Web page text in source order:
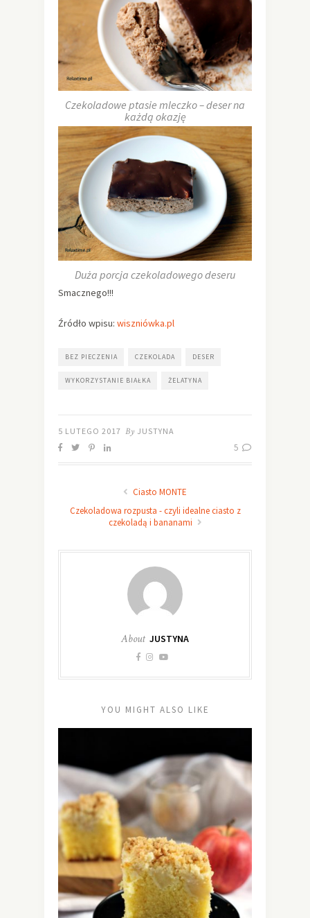
Czekoladowe ptasie mleczko – deser na
każdą okazję
Duża porcja czekoladowego deseru
Smacznego!!!
Źródło wpisu: wiszniówka.pl
BEZ PIECZENIA CZEKOLADA DESER
WYKORZYSTANIE BIAŁKA ŻELATYNA
5 LUTEGO 2017 By JUSTYNA
5
Ciasto MONTE
Czekoladowa rozpusta - czyli idealne ciasto z
czekoladą i bananami
About JUSTYNA
YOU MIGHT ALSO LIKE